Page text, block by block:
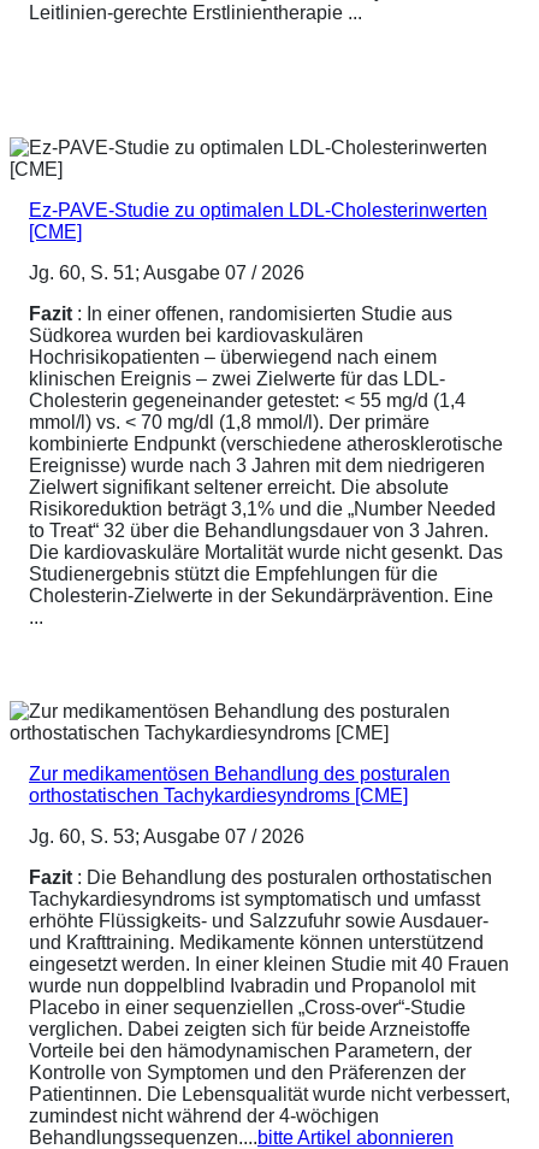
Leitlinien-gerechte Erstlinientherapie ...
Ez-PAVE-Studie zu optimalen LDL-Cholesterinwerten
[CME]
Jg. 60, S. 51; Ausgabe 07 / 2026
Fazit : In einer offenen, randomisierten Studie aus
Südkorea wurden bei kardiovaskulären
Hochrisikopatienten – überwiegend nach einem
klinischen Ereignis – zwei Zielwerte für das LDL-
Cholesterin gegeneinander getestet: < 55 mg/d (1,4
mmol/l) vs. < 70 mg/dl (1,8 mmol/l). Der primäre
kombinierte Endpunkt (verschiedene atherosklerotische
Ereignisse) wurde nach 3 Jahren mit dem niedrigeren
Zielwert signifikant seltener erreicht. Die absolute
Risikoreduktion beträgt 3,1% und die „Number Needed
to Treat“ 32 über die Behandlungsdauer von 3 Jahren.
Die kardiovaskuläre Mortalität wurde nicht gesenkt. Das
Studienergebnis stützt die Empfehlungen für die
Cholesterin-Zielwerte in der Sekundärprävention. Eine
...
Zur medikamentösen Behandlung des posturalen
orthostatischen Tachykardiesyndroms [CME]
Jg. 60, S. 53; Ausgabe 07 / 2026
Fazit : Die Behandlung des posturalen orthostatischen
Tachykardiesyndroms ist symptomatisch und umfasst
erhöhte Flüssigkeits- und Salzzufuhr sowie Ausdauer-
und Krafttraining. Medikamente können unterstützend
eingesetzt werden. In einer kleinen Studie mit 40 Frauen
wurde nun doppelblind Ivabradin und Propanolol mit
Placebo in einer sequenziellen „Cross-over“-Studie
verglichen. Dabei zeigten sich für beide Arzneistoffe
Vorteile bei den hämodynamischen Parametern, der
Kontrolle von Symptomen und den Präferenzen der
Patientinnen. Die Lebensqualität wurde nicht verbessert,
zumindest nicht während der 4-wöchigen
Behandlungssequenzen....bitte Artikel abonnieren